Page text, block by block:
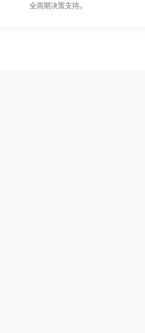
全周期决策支持。